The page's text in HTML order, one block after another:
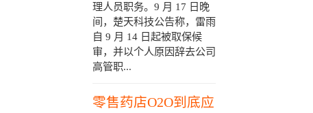
理人员职务。9 月 17 日晚
间，楚天科技公告称，雷雨
自 9 月 14 日起被取保候
审，并以个人原因辞去公司
高管职...
零售药店O2O到底应